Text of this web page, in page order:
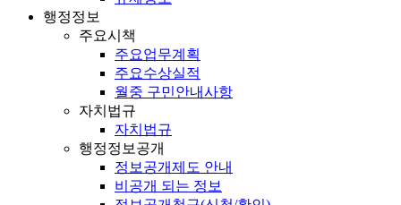
행정정보
주요시책
주요업무계획
주요수상실적
월중 구민안내사항
자치법규
자치법규
행정정보공개
정보공개제도 안내
비공개 되는 정보